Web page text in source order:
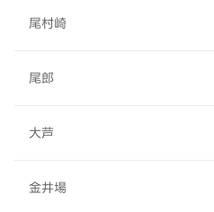
尾村崎
尾郎
大芦
金井場